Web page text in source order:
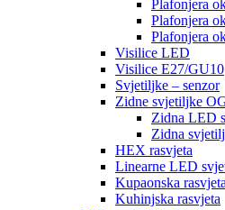
Plafonjera
Plafonjera
Plafonjera
Visilice LED
Visilice E27/GU10
Svjetiljke – senzor
Zidne svjetiljke
Zidna LED
Zidna
HEX rasvjeta
Linearne LED
Kupaonska rasvjeta
Kuhinjska rasvjeta